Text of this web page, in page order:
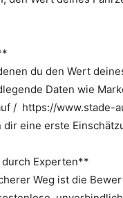
du den Wert
Daten wie
/ https://www.stade-
eine erste
Experten**
Weg ist die